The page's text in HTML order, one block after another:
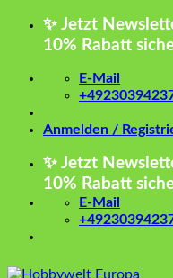
Zum
✨ Jetzt
10% Rabatt
E-Mail
Anmelden /
✨ Jetzt
10% Rabatt
E-Mail